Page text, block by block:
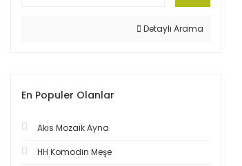
Detaylı Arama
En Populer Olanlar
Akis Mozaik Ayna
HH Komodin Meşe